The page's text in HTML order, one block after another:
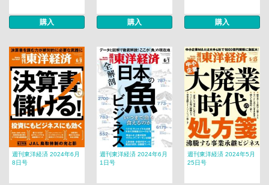
購入 購入 購入
週刊東洋経済 2024年6月
8日号
週刊東洋経済 2024年6月
1日号
週刊東洋経済 2024年5月
25日号